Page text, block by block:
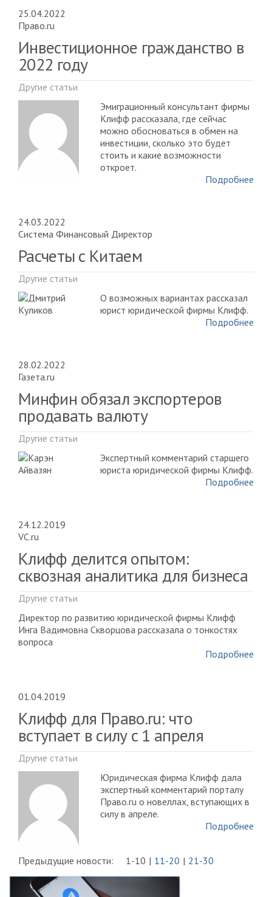
25.04.2022
Право.ru
Инвестиционное гражданство в
2022 году
Другие статьи
Эмиграционный консультант фирмы
Клифф рассказала, где сейчас
можно обосноваться в обмен на
инвестиции, сколько это будет
стоить и какие возможности
откроет.
Подробнее
24.03.2022
Система Финансовый Директор
Расчеты с Китаем
Другие статьи
О возможных вариантах рассказал
юрист юридической фирмы Клифф.
Подробнее
28.02.2022
Газета.ru
Минфин обязал экспортеров
продавать валюту
Другие статьи
Экспертный комментарий старшего
юриста юридической фирмы Клифф.
Подробнее
24.12.2019
VC.ru
Клифф делится опытом:
сквозная аналитика для бизнеса
Другие статьи
Директор по развитию юридической фирмы Клифф
Инга Вадимовна Скворцова рассказала о тонкостях
вопроса
Подробнее
01.04.2019
Клифф для Право.ru: что
вступает в силу с 1 апреля
Другие статьи
Юридическая фирма Клифф дала
экспертный комментарий порталу
Право.ru о новеллах, вступающих в
силу в апреле.
Подробнее
Предыдущие новости: 1-10 11-20 21-30